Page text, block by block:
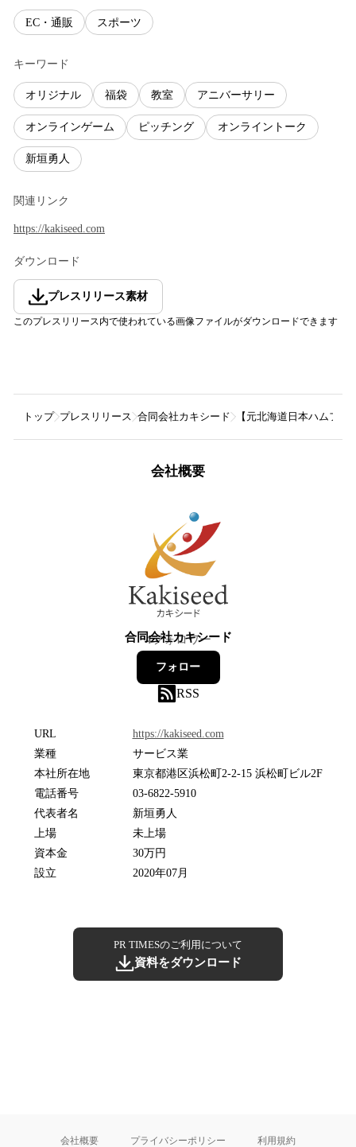
EC・通販 スポーツ
キーワード
オリジナル 福袋 教室 アニバーサリー
オンラインゲーム ピッチング オンライントーク
新垣勇人
関連リンク
https://kakiseed.com
ダウンロード
プレスリリース素材
このプレスリリース内で使われている画像ファイルがダウンロードできます
トップ プレスリリース 合同会社カキシード 【元北海道日本ハムフ
会社概要
合同会社カキシード
4フォロワー
フォロー
RSS
URL
https://kakiseed.com
業種
サービス業
本社所在地
東京都港区浜松町2-2-15 浜松町ビル2F
電話番号
03-6822-5910
代表者名
新垣勇人
上場
未上場
資本金
30万円
設立
2020年07月
PR TIMESのご利用について
資料をダウンロード
会社概要 プライバシーポリシー 利用規約